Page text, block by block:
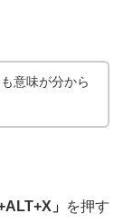
意味が分から
」
を押す